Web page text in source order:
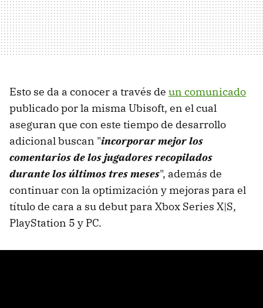
Esto se da a conocer a través de un comunicado
publicado por la misma Ubisoft, en el cual
aseguran que con este tiempo de desarrollo
adicional buscan "incorporar mejor los
comentarios de los jugadores recopilados
durante los últimos tres meses", además de
continuar con la optimización y mejoras para el
título de cara a su debut para Xbox Series X|S,
PlayStation 5 y PC.